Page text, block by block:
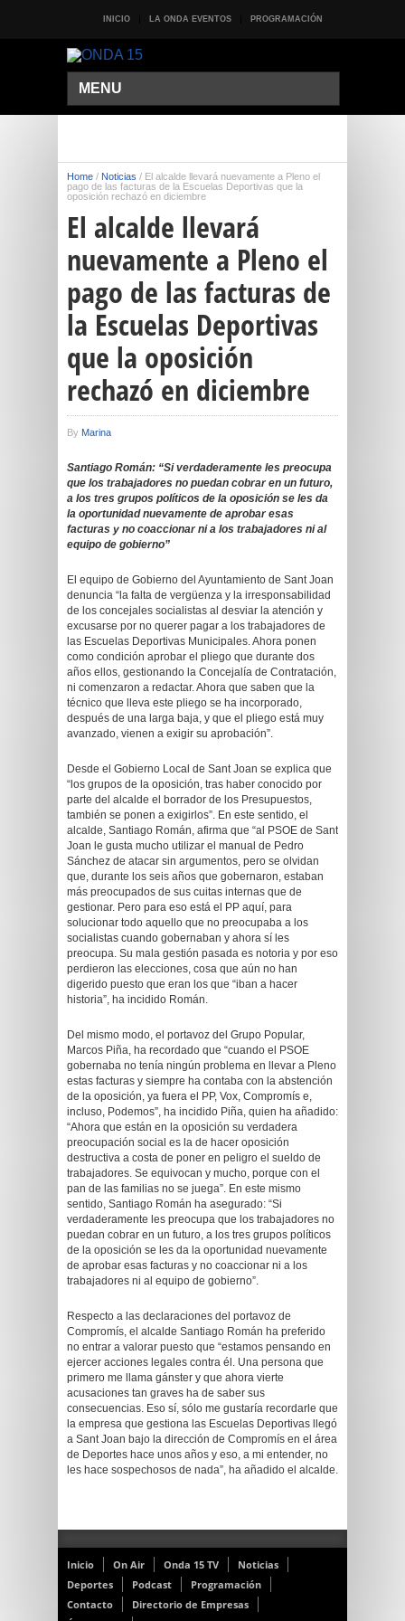
INICIO LA ONDA EVENTOS PROGRAMACIÓN
MENU
Home / Noticias / El alcalde llevará nuevamente a Pleno el
pago de las facturas de la Escuelas Deportivas que la
oposición rechazó en diciembre
El alcalde llevará
nuevamente a Pleno el
pago de las facturas de
la Escuelas Deportivas
que la oposición
rechazó en diciembre
By Marina
Santiago Román: “Si verdaderamente les preocupa
que los trabajadores no puedan cobrar en un futuro,
a los tres grupos políticos de la oposición se les da
la oportunidad nuevamente de aprobar esas
facturas y no coaccionar ni a los trabajadores ni al
equipo de gobierno”
El equipo de Gobierno del Ayuntamiento de Sant Joan
denuncia “la falta de vergüenza y la irresponsabilidad
de los concejales socialistas al desviar la atención y
excusarse por no querer pagar a los trabajadores de
las Escuelas Deportivas Municipales. Ahora ponen
como condición aprobar el pliego que durante dos
años ellos, gestionando la Concejalía de Contratación,
ni comenzaron a redactar. Ahora que saben que la
técnico que lleva este pliego se ha incorporado,
después de una larga baja, y que el pliego está muy
avanzado, vienen a exigir su aprobación”.
Desde el Gobierno Local de Sant Joan se explica que
“los grupos de la oposición, tras haber conocido por
parte del alcalde el borrador de los Presupuestos,
también se ponen a exigirlos”. En este sentido, el
alcalde, Santiago Román, afirma que “al PSOE de Sant
Joan le gusta mucho utilizar el manual de Pedro
Sánchez de atacar sin argumentos, pero se olvidan
que, durante los seis años que gobernaron, estaban
más preocupados de sus cuitas internas que de
gestionar. Pero para eso está el PP aquí, para
solucionar todo aquello que no preocupaba a los
socialistas cuando gobernaban y ahora sí les
preocupa. Su mala gestión pasada es notoria y por eso
perdieron las elecciones, cosa que aún no han
digerido puesto que eran los que “iban a hacer
historia”, ha incidido Román.
Del mismo modo, el portavoz del Grupo Popular,
Marcos Piña, ha recordado que “cuando el PSOE
gobernaba no tenía ningún problema en llevar a Pleno
estas facturas y siempre ha contaba con la abstención
de la oposición, ya fuera el PP, Vox, Compromís e,
incluso, Podemos”, ha incidido Piña, quien ha añadido:
“Ahora que están en la oposición su verdadera
preocupación social es la de hacer oposición
destructiva a costa de poner en peligro el sueldo de
trabajadores. Se equivocan y mucho, porque con el
pan de las familias no se juega”. En este mismo
sentido, Santiago Román ha asegurado: “Si
verdaderamente les preocupa que los trabajadores no
puedan cobrar en un futuro, a los tres grupos políticos
de la oposición se les da la oportunidad nuevamente
de aprobar esas facturas y no coaccionar ni a los
trabajadores ni al equipo de gobierno”.
Respecto a las declaraciones del portavoz de
Compromís, el alcalde Santiago Román ha preferido
no entrar a valorar puesto que “estamos pensando en
ejercer acciones legales contra él. Una persona que
primero me llama gánster y que ahora vierte
acusaciones tan graves ha de saber sus
consecuencias. Eso sí, sólo me gustaría recordarle que
la empresa que gestiona las Escuelas Deportivas llegó
a Sant Joan bajo la dirección de Compromís en el área
de Deportes hace unos años y eso, a mi entender, no
les hace sospechosos de nada”, ha añadido el alcalde.
Inicio On Air Onda 15 TV
Noticias
Deportes
Podcast
Programación
Contacto
Directorio de Empresas